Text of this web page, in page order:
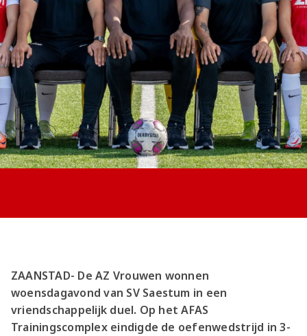
Jong AZ
Seizoenkaart
ZAANSTAD- De AZ Vrouwen wonnen
woensdagavond van SV Saestum in een
vriendschappelijk duel. Op het AFAS
Trainingscomplex eindigde de oefenwedstrijd in 3-